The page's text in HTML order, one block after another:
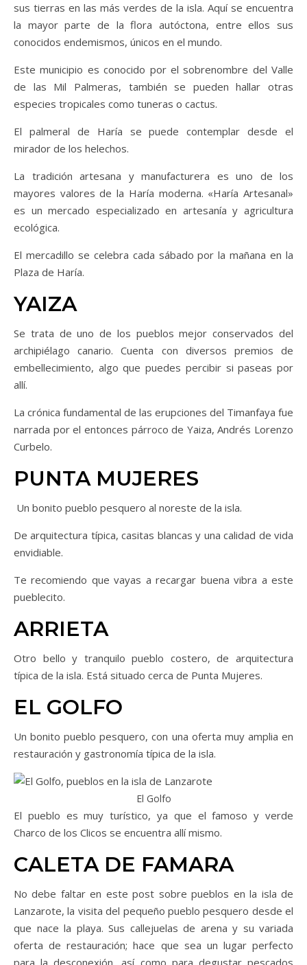
sus tierras en las más verdes de la isla. Aquí se encuentra
la mayor parte de la flora autóctona, entre ellos sus
conocidos endemismos, únicos en el mundo.
Este municipio es conocido por el sobrenombre del Valle
de las Mil Palmeras, también se pueden hallar otras
especies tropicales como tuneras o cactus.
El palmeral de Haría se puede contemplar desde el
mirador de los helechos.
La tradición artesana y manufacturera es uno de los
mayores valores de la Haría moderna. «Haría Artesanal»
es un mercado especializado en artesanía y agricultura
ecológica.
El mercadillo se celebra cada sábado por la mañana en la
Plaza de Haría.
YAIZA
Se trata de uno de los pueblos mejor conservados del
archipiélago canario. Cuenta con diversos premios de
embellecimiento, algo que puedes percibir si paseas por
allí.
La crónica fundamental de las erupciones del Timanfaya fue
narrada por el entonces párroco de Yaiza, Andrés Lorenzo
Curbelo.
PUNTA MUJERES
Un bonito pueblo pesquero al noreste de la isla.
De arquitectura típica, casitas blancas y una calidad de vida
envidiable.
Te recomiendo que vayas a recargar buena vibra a este
pueblecito.
ARRIETA
Otro bello y tranquilo pueblo costero, de arquitectura
típica de la isla. Está situado cerca de Punta Mujeres.
EL GOLFO
Un bonito pueblo pesquero, con una oferta muy amplia en
restauración y gastronomía típica de la isla.
El Golfo
El pueblo es muy turístico, ya que el famoso y verde
Charco de los Clicos se encuentra allí mismo.
CALETA DE FAMARA
No debe faltar en este post sobre pueblos en la isla de
Lanzarote, la visita del pequeño pueblo pesquero desde el
que nace la playa. Sus callejuelas de arena y su variada
oferta de restauración; hace que sea un lugar perfecto
para la desconexión, así como para degustar pescados